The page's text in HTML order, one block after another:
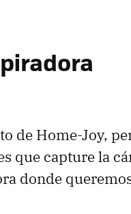
de Home-Joy,
que capture la
donde